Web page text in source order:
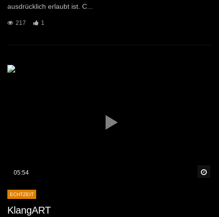
ausdrücklich erlaubt ist. C...
217 1
05:54
ECHTZEIT
KlangART